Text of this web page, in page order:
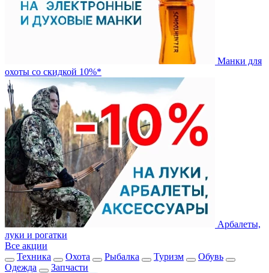
Манки для
охоты со скидкой 10%*
Арбалеты,
луки и рогатки
Все акции
Техника
Охота Рыбалка Туризм
Обувь
Одежда
Запчасти